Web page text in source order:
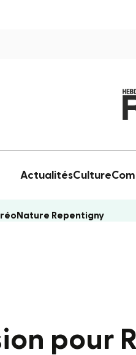
ActualitésCulture
Repentigny
pour